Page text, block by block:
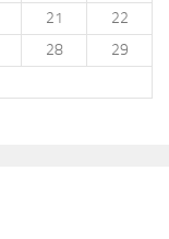
21
22
28
29